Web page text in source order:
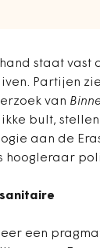
staat vast
Partijen
van
bult,
aan de
hoogleraar
een